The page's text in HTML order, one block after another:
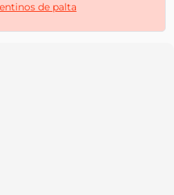
de palta